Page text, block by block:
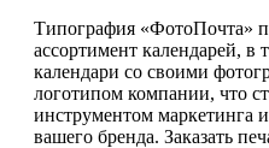
Типография «ФотоПочта»
ассортимент календарей,
календари со своими
логотипом компании, что
инструментом маркетинга
вашего бренда. Заказать